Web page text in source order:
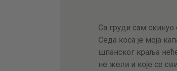
Са груди сам
Седа коса је моја
шпанског краља
не жели и које се